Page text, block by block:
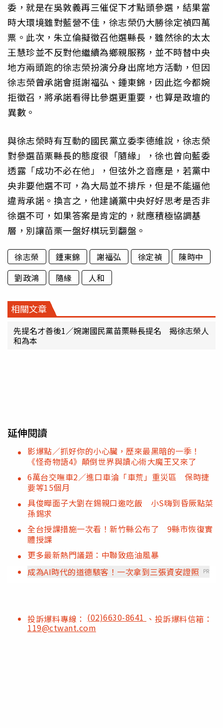
委，就是在吳敦義再三催促下才點頭參選，結果當
時大環境雖對藍營不佳，徐志榮仍大勝徐定禎四萬
票。此次，朱立倫擬徵召他選縣長，雖然徐的太太
王慧珍並不反對他繼續為鄉親服務，並不時替中央
地方兩頭跑的徐志榮扮演分身出席地方活動，但因
徐志榮曾承諾會挺謝福弘、鍾東錦，因此迄今都婉
拒徵召，將承諾看得比參選更重要，也算是政壇的
異數。
與徐志榮時有互動的國民黨立委李德維說，徐志榮
對參選苗栗縣長的態度很「隨緣」，徐也曾向藍委
透露「成功不必在他」，但弦外之音應是，若黨中
央非要他選不可，為大局並不排斥，但是不能逼他
違背承諾。換言之，他建議黨中央好好思考是否非
徐選不可，如果答案是肯定的，就應積極協調基
層，別讓苗栗一盤好棋玩到翻盤。
徐志榮 鍾東錦 謝福弘 徐定禎
陳時中
劉政鴻
隨緣 人和
相關文章
先提名才善後1／婉謝國民黨苗栗縣長提名 揭徐志榮人
和為本
延伸閱讀
影爆點／抓好你的小心臟，歷來最黑暗的一季！
《怪奇物語4》顛倒世界與讀心術大魔王又來了
6萬台交嘸車2／進口車淪「車荒」重災區 保時捷
要等15個月
具俊曄面子大劉在錫親口邀吃飯 小S嗨到昏厥點菜
孫錫求
全台授課措施一次看！新竹縣公布了 9縣市恢復實
體授課
更多最新熱門議題：中聯致癌油風暴
成為AI時代的道德駭客！一次拿到三張資安證照
PR
投訴爆料專線： (02)6630-8641 、投訴爆料信箱：
119@ctwant.com